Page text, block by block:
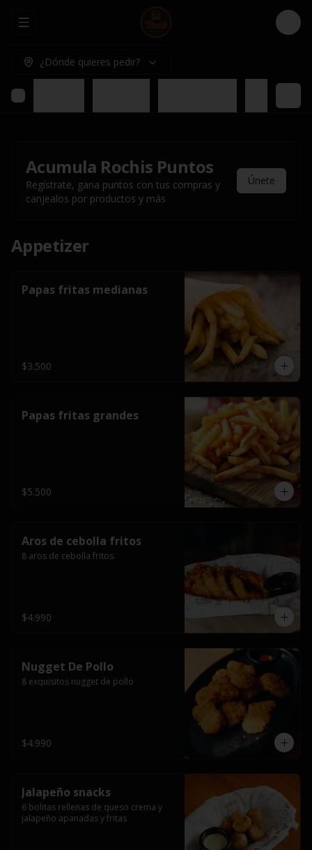
Abrir menu de navegación Login
¿Dónde quieres pedir?
Acumula Rochis Puntos
Regístrate, gana puntos con tus compras y
canjealos por productos y más
Únete
Appetizer
Papas fritas medianas
$3.500
Papas fritas grandes
$5.500
Aros de cebolla fritos
8 aros de cebolla fritos.
$4.990
Nugget De Pollo
8 exquisitos nugget de pollo
$4.990
Jalapeño snacks
6 bolitas rellenas de queso crema y
jalapeño apanadas y fritas